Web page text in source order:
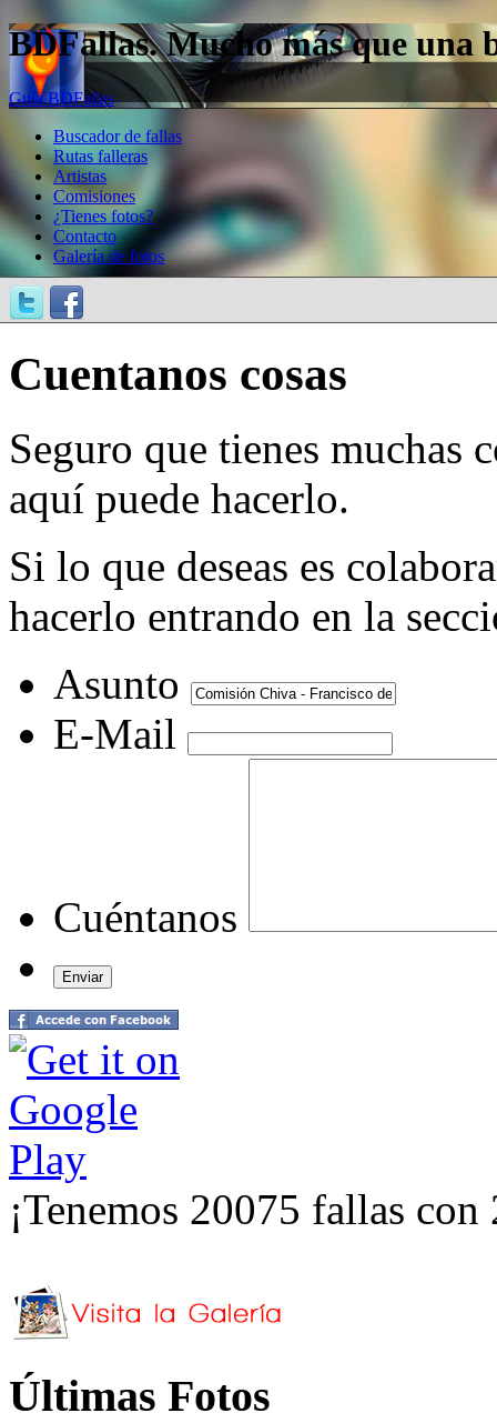
BDFallas. Mucho más que una
Guía BDFallas
Buscador de fallas
Rutas falleras
Artistas
Comisiones
¿Tienes fotos?
Contacto
Galería de fotos
Cuentanos cosas
Seguro que tienes muchas
aquí puede hacerlo.
Si lo que deseas es
hacerlo entrando en la
Asunto
E-Mail
Cuéntanos
¡Tenemos 20075 fallas
Últimas Fotos